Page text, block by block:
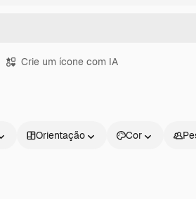
Crie um ícone com IA
Orientação Cor